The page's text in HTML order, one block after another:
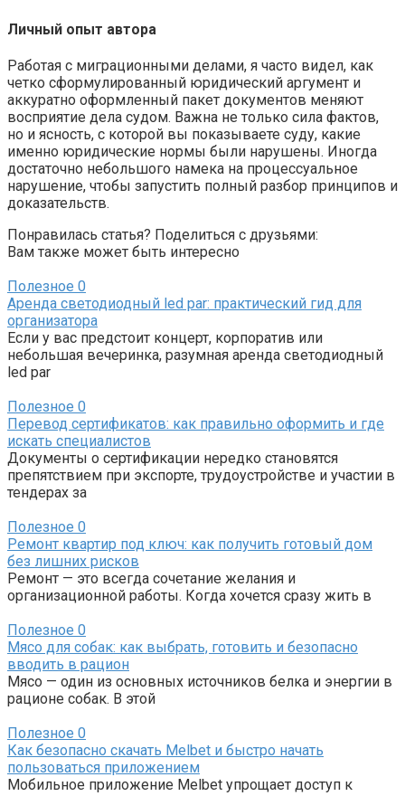
Личный опыт автора
Работая с миграционными делами, я часто видел, как
четко сформулированный юридический аргумент и
аккуратно оформленный пакет документов меняют
восприятие дела судом. Важна не только сила фактов,
но и ясность, с которой вы показываете суду, какие
именно юридические нормы были нарушены. Иногда
достаточно небольшого намека на процессуальное
нарушение, чтобы запустить полный разбор принципов и
доказательств.
Понравилась статья? Поделиться с друзьями:
Вам также может быть интересно
Полезное 0
Аренда светодиодный led par: практический гид для
организатора
Если у вас предстоит концерт, корпоратив или
небольшая вечеринка, разумная аренда светодиодный
led par
Полезное 0
Перевод сертификатов: как правильно оформить и где
искать специалистов
Документы о сертификации нередко становятся
препятствием при экспорте, трудоустройстве и участии в
тендерах за
Полезное 0
Ремонт квартир под ключ: как получить готовый дом
без лишних рисков
Ремонт — это всегда сочетание желания и
организационной работы. Когда хочется сразу жить в
Полезное 0
Мясо для собак: как выбрать, готовить и безопасно
вводить в рацион
Мясо — один из основных источников белка и энергии в
рационе собак. В этой
Полезное 0
Как безопасно скачать Melbet и быстро начать
пользоваться приложением
Мобильное приложение Melbet упрощает доступ к